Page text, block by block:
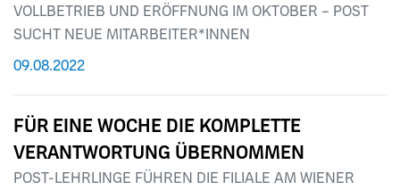
VOLLBETRIEB UND ERÖFFNUNG IM OKTOBER – POST
SUCHT NEUE MITARBEITER*INNEN
09.08.2022
FÜR EINE WOCHE DIE KOMPLETTE
VERANTWORTUNG ÜBERNOMMEN
POST-LEHRLINGE FÜHREN DIE FILIALE AM WIENER